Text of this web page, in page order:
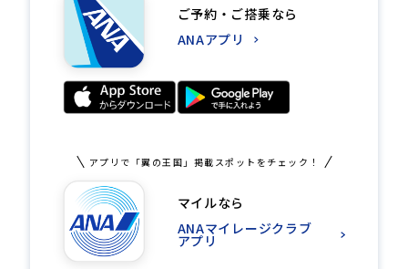
ご予約・ご搭乗なら
ANAアプリ
アプリで「翼の王国」掲載スポットをチェック！
マイルなら
ANAマイレージクラブ
アプリ